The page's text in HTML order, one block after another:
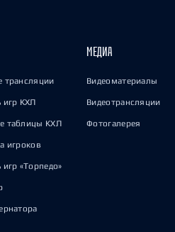
трансляции
игр КХЛ
таблицы КХЛ
игроков
игр «Торпедо»
МЕДИА
Видеоматериалы
Видеотрансляции
Фотогалерея